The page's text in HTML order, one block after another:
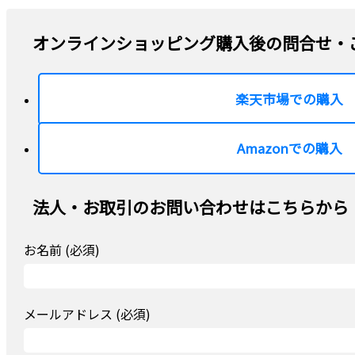
オンラインショッピング購入後の問合せ・
楽天市場での購入
Amazonでの購入
法人・お取引のお問い合わせはこちらから
お名前 (必須)
メールアドレス (必須)